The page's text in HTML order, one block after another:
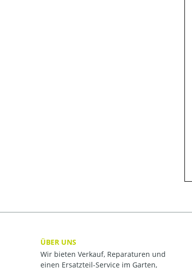
ÜBER UNS
Wir bieten Verkauf, Reparaturen und
einen Ersatzteil-Service im Garten,